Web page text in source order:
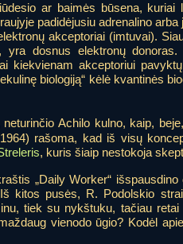
ar baimės būsena,
padidėjusiu adrenalino
akceptoriai (imtuvai).
yra dosnus elektronų
kiekvienam akceptoriui
biologiją“ kėlė kvantinės
Achilo kulno, kaip,
rašoma, kad iš visų
, kuris šiaip nestokoja
„Daily Worker“
kitos pusės, R. Podolskio
tiek su nykštuku, tačiau
vienodo ūgio? Kodėl